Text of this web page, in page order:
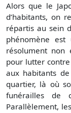
Alors que le
d’habitants, on
répartis au sein
phénomène est
résolument non
pour lutter
aux habitants
quartier, là où
funérailles de
Parallèlement,